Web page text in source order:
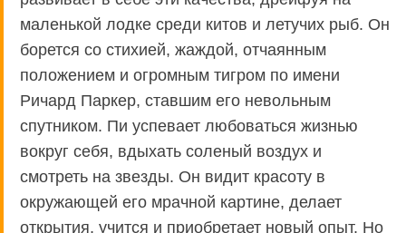
маленькой лодке среди китов и летучих рыб. Он
борется со стихией, жаждой, отчаянным
положением и огромным тигром по имени
Ричард Паркер, ставшим его невольным
спутником. Пи успевает любоваться жизнью
вокруг себя, вдыхать соленый воздух и
смотреть на звезды. Он видит красоту в
окружающей его мрачной картине, делает
открытия, учится и приобретает новый опыт. Но